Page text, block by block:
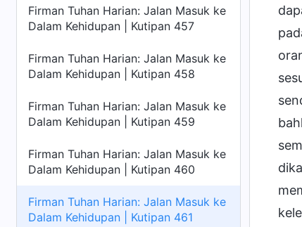
Firman Tuhan Harian: Jalan Masuk ke
Dalam Kehidupan | Kutipan 457
Firman Tuhan Harian: Jalan Masuk ke
Dalam Kehidupan | Kutipan 458
Firman Tuhan Harian: Jalan Masuk ke
Dalam Kehidupan | Kutipan 459
Firman Tuhan Harian: Jalan Masuk ke
Dalam Kehidupan | Kutipan 460
Firman Tuhan Harian: Jalan Masuk ke
Dalam Kehidupan | Kutipan 461